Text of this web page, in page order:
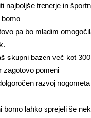
najboljše trenerje in
bomo
pa bo mladim
skupni bazen več kot
zagotovo pomeni
razvoj nogometa
bomo lahko sprejeli še